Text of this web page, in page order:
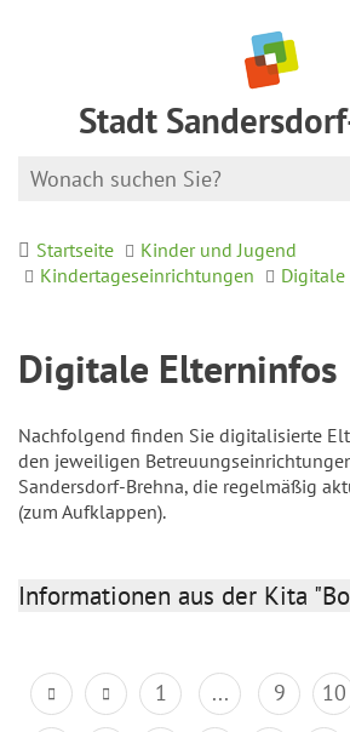
Stadt
Startseite
Kinder und Jugend
Kindertageseinrichtungen
Digitale Elterninfos
Nachfolgend finden Sie digitalisierte
den jeweiligen
Sandersdorf-Brehna, die regelmäßig
(zum Aufklappen).
Informationen aus der Kita
1 ... 9 10